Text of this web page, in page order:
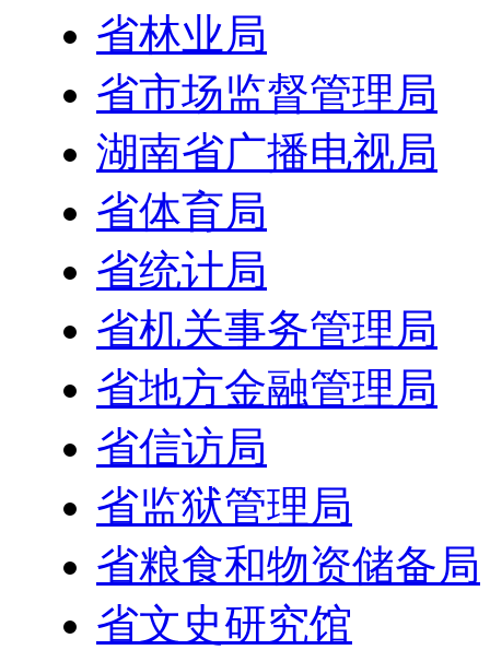
省林业局
省市场监督管理局
湖南省广播电视局
省体育局
省统计局
省机关事务管理局
省地方金融管理局
省信访局
省监狱管理局
省粮食和物资储备局
省文史研究馆